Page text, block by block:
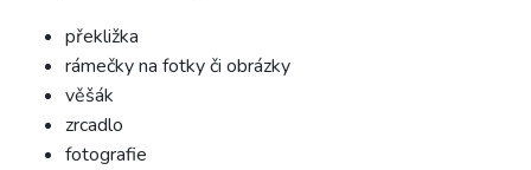
překližka
rámečky na fotky či obrázky
věšák
zrcadlo
fotografie